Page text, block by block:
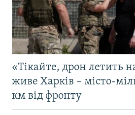
«Тікайте, дрон летить
живе Харків – місто-
км від фронту